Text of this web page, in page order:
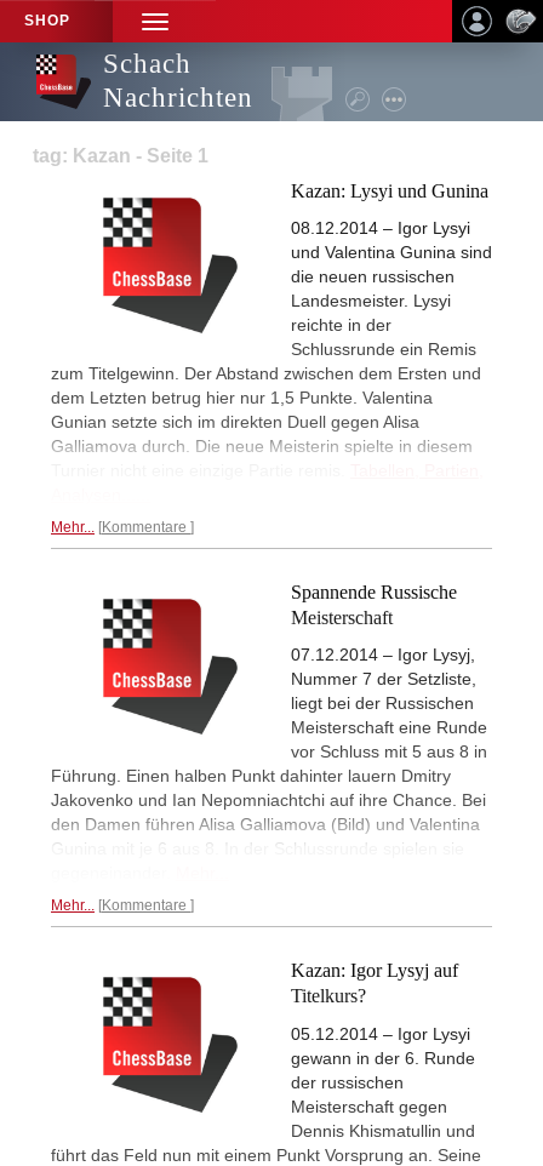
SHOP
TOGGLE
NAVIGATION
Schach
Nachrichten
tag: Kazan - Seite 1
Kazan: Lysyi und Gunina
08.12.2014 – Igor Lysyi
und Valentina Gunina sind
die neuen russischen
Landesmeister. Lysyi
reichte in der
Schlussrunde ein Remis
zum Titelgewinn. Der Abstand zwischen dem Ersten und
dem Letzten betrug hier nur 1,5 Punkte. Valentina
Gunian setzte sich im direkten Duell gegen Alisa
Galliamova durch. Die neue Meisterin spielte in diesem
Mehr... Kommentare
Spannende Russische
Meisterschaft
07.12.2014 – Igor Lysyj,
Nummer 7 der Setzliste,
liegt bei der Russischen
Meisterschaft eine Runde
vor Schluss mit 5 aus 8 in
Führung. Einen halben Punkt dahinter lauern Dmitry
Jakovenko und Ian Nepomniachtchi auf ihre Chance. Bei
den Damen führen Alisa Galliamova (Bild) und Valentina
Gunina mit je 6 aus 8. In der Schlussrunde spielen sie
Mehr... Kommentare
Kazan: Igor Lysyj auf
Titelkurs?
05.12.2014 – Igor Lysyi
gewann in der 6. Runde
der russischen
Meisterschaft gegen
Dennis Khismatullin und
führt das Feld nun mit einem Punkt Vorsprung an. Seine